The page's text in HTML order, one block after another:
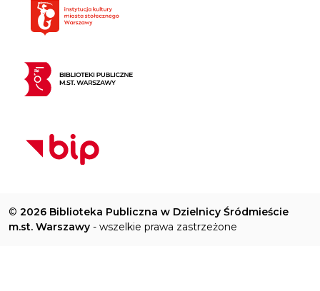
© 2026 Biblioteka Publiczna w Dzielnicy Śródmieście
m.st. Warszawy - wszelkie prawa zastrzeżone